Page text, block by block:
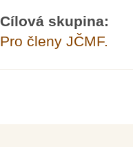
Cílová skupina:
Pro členy JČMF.